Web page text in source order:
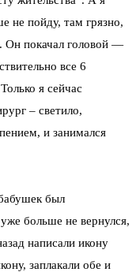
не пойду, там грязно,
Он покачал головой —
все 6
я сейчас
– светило,
и занимался
был
больше не вернулся,
написали икону
заплакали обе и